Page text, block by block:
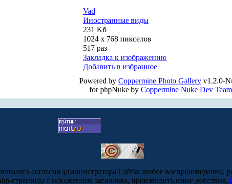
Vad
Иностранные виды
231 Kб
1024 x 768 пикселов
517 раз
Закладка к изображению
Добавить в избранное
Powered by Coppermine Photo Gallery v1.2.0-
for phpNuke by Coppermine Nuke Dev Team
согласия администратора Сайта: любое воспроизведение,
страницы с искажением заголовка, производить иные действия,